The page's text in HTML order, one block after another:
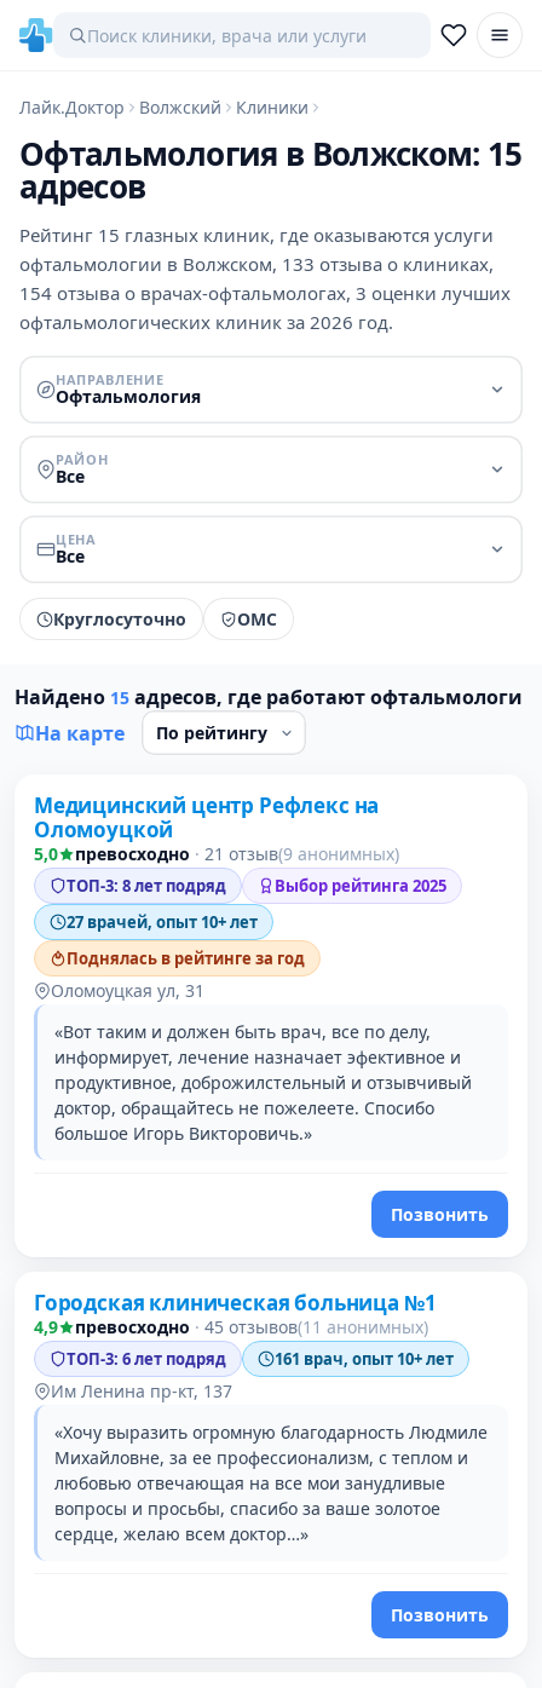
Лайк.Доктор Волжский Клиники
Офтальмология в Волжском: 15
адресов
Рейтинг 15 глазных клиник, где оказываются услуги
офтальмологии в Волжском, 133 отзыва о клиниках,
154 отзыва о врачах-офтальмологах, 3 оценки лучших
офтальмологических клиник за 2026 год.
НАПРАВЛЕНИЕ
Офтальмология
РАЙОН
Все
ЦЕНА
Все
Круглосуточно ОМС
Найдено 15 адресов, где работают офтальмологи
На карте
1 место в рейтинге
Медицинский центр Рефлекс на
Оломоуцкой
5,0 превосходно · 21 отзыв(9 анонимных)
ТОП-3: 8 лет подряд
Выбор рейтинга 2025
27 врачей, опыт 10+ лет
Поднялась в рейтинге за год
Оломоуцкая ул, 31
«Вот таким и должен быть врач, все по делу,
информирует, лечение назначает эфективное и
продуктивное, доброжилстельный и отзывчивый
доктор, обращайтесь не пожелеете. Спосибо
большое Игорь Викторовичь.»
Позвонить
2 место в рейтинге
Городская клиническая больница №1
4,9 превосходно · 45 отзывов(11 анонимных)
ТОП-3: 6 лет подряд 161 врач, опыт 10+ лет
Им Ленина пр-кт, 137
«Хочу выразить огромную благодарность Людмиле
Михайловне, за ее профессионализм, с теплом и
любовью отвечающая на все мои занудливые
вопросы и просьбы, спасибо за ваше золотое
сердце, желаю всем доктор…»
Позвонить